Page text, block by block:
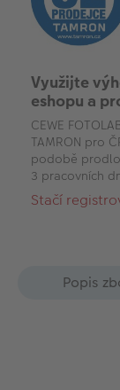
Využijte
eshopu a
CEWE
TAMRON pro
podobě
3 pracovních
Stačí
Popis